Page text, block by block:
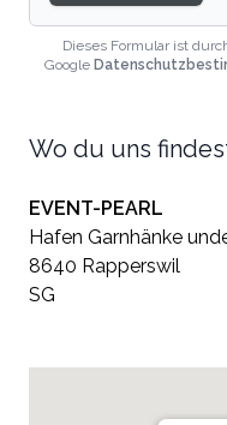
Dieses Formular ist
Google
Wo du uns
EVENT-PEARL
Hafen Garnhänke
8640 Rapperswil
SG